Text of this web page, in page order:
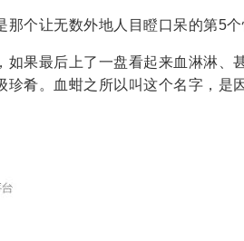
那个让无数外地人目瞪口呆的第5
如果最后上了一盘看起来血淋淋、
珍肴。血蚶之所以叫这个名字，是